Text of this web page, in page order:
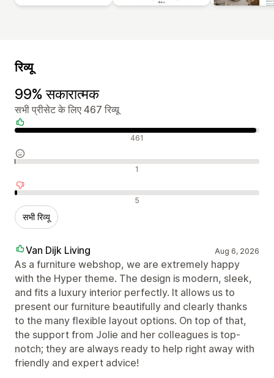
रिव्यू
99% सकारात्मक
सभी प्रीसेट के लिए 467 रिव्यू
सकारात्मक रिव्यू 461
न्यूट्रल रिव्यू 1
नकारात्मक रिव्यू 5
सभी रिव्यू
Van Dijk Living Aug 6, 2026
As a furniture webshop, we are extremely happy
with the Hyper theme. The design is modern, sleek,
and fits a luxury interior perfectly. It allows us to
present our furniture beautifully and clearly thanks
to the many flexible layout options. On top of that,
the support from Jolie and her colleagues is top-
notch; they are always ready to help right away with
friendly and expert advice!